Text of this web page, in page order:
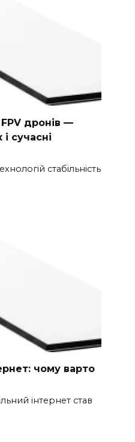
дронів —
і сучасні
стабільність
чому варто
інтернет став